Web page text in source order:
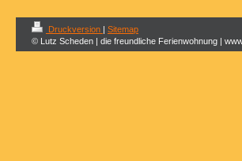
Druckversion | Sitemap
© Lutz Scheden | die freundliche Ferienwohnung |